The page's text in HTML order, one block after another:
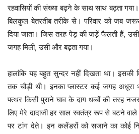
रहवासियों की संख्या बढ़ने के साथ साथ बढ़ता
बिलकुल बेतरतीब तरीके से। परिवार को जब
दिया जाता। जिस तरह पेड़ की जड़ें फैलती हैं, उसी
जगह मिली, उसी और बढ़ता गया।
हालांकि यह बहुत सुन्दर नहीं दिखता था। इसकी
तक चौड़ी थी। इनका प्लास्टर कई जगह
पत्थर किसी पुराने घाव के दाग धब्बों की तरह
लिए मेरे दादाजी हर साल स्वतंत्र रूप से बटने
पर टांग देते। इन कलेंडरों को सजाने का कोई